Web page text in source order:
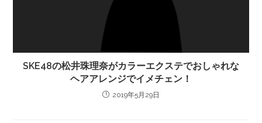
SKE48の松井珠理奈がカラーエクステでおしゃれな
ヘアアレンジでイメチェン！
2019年5月29日